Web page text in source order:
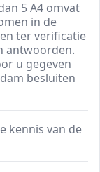
5 A4 omvat
in de
ter verificatie
antwoorden.
u gegeven
besluiten
kennis van de